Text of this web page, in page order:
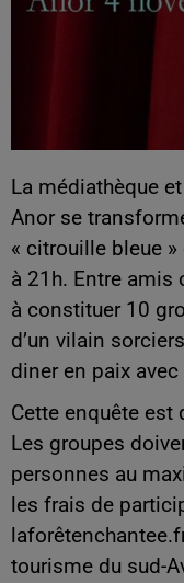
La médiathèque
Anor se
« citrouille bleue
à 21h. Entre amis
à constituer 10
d’un vilain
diner en paix
Cette enquête
Les groupes
personnes au
les frais de
tourisme du sud-